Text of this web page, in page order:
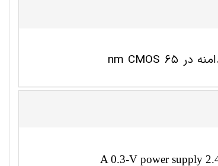
A 0.3-V power supply